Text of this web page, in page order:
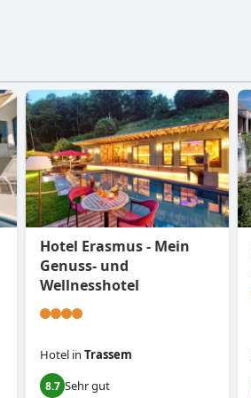
Hotel Erasmus - Mein
Genuss- und
Wellnesshotel
Hotel in Trassem
8.7 Sehr gut